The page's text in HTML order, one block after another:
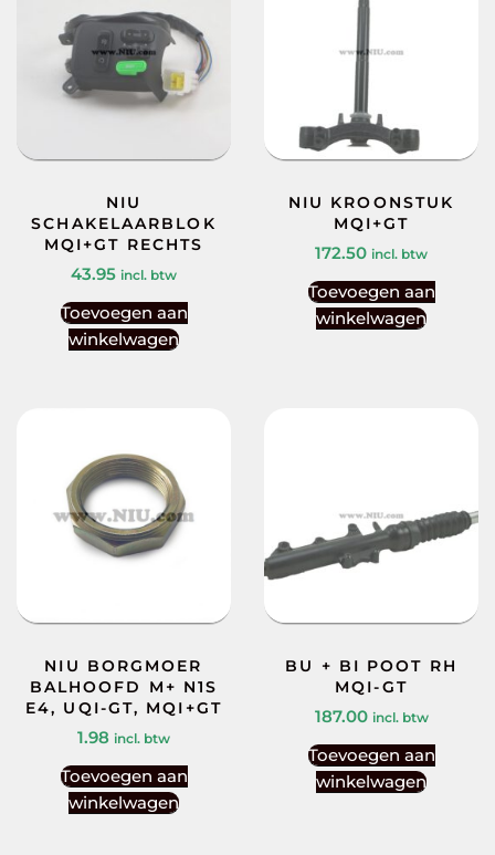
NIU
SCHAKELAARBLOK
MQI+GT RECHTS
43.95 incl. btw
Toevoegen aan
winkelwagen
NIU KROONSTUK
MQI+GT
172.50 incl. btw
Toevoegen aan
winkelwagen
NIU BORGMOER
BALHOOFD M+ N1S
E4, UQI-GT, MQI+GT
1.98 incl. btw
Toevoegen aan
winkelwagen
BU + BI POOT RH
MQI-GT
187.00 incl. btw
Toevoegen aan
winkelwagen